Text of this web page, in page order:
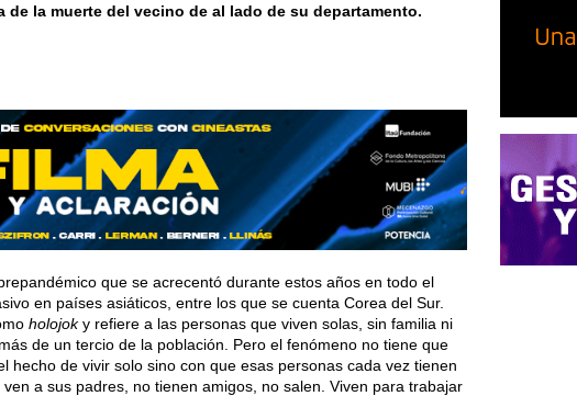
de la muerte del vecino de al lado de su departamento.
que se acrecentó durante estos años en todo el
en países asiáticos, entre los que se cuenta Corea del Sur.
holojoky refiere a las personas que viven solas, sin familia ni
de un tercio de la población. Pero el fenómeno no tiene que
hecho de vivir solo sino con que esas personas cada vez tienen
a sus padres, no tienen amigos, no salen. Viven para trabajar